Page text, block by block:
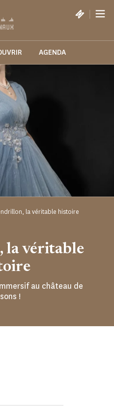
|
AGENDA
la véritable histoire
la véritable
au château de
!